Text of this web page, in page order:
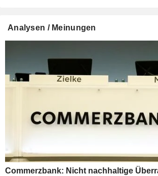
Analysen / Meinungen
Commerzbank: Nicht nachhaltige